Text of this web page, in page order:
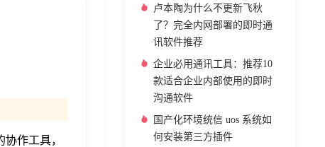
作工具，
卢本陶为什么不更新飞秋
了？完全内网部署的即时通
讯软件推荐
企业必用通讯工具：推荐10
款适合企业内部使用的即时
沟通软件
国产化环境统信 uos 系统如
何安装第三方插件